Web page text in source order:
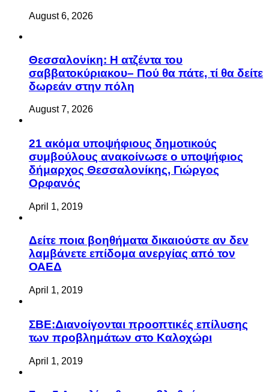
August 6, 2026
Θεσσαλονίκη: Η ατζέντα του
σαββατοκύριακου– Πού θα πάτε, τί θα δείτε
δωρεάν στην πόλη
August 7, 2026
21 ακόμα υποψήφιους δημοτικούς
συμβούλους ανακοίνωσε ο υποψήφιος
δήμαρχος Θεσσαλονίκης, Γιώργος
Ορφανός
April 1, 2019
Δείτε ποια βοηθήματα δικαιούστε αν δεν
λαμβάνετε επίδομα ανεργίας από τον
ΟΑΕΔ
April 1, 2019
ΣΒΕ:Διανοίγονται προοπτικές επίλυσης
των προβλημάτων στο Καλοχώρι
April 1, 2019